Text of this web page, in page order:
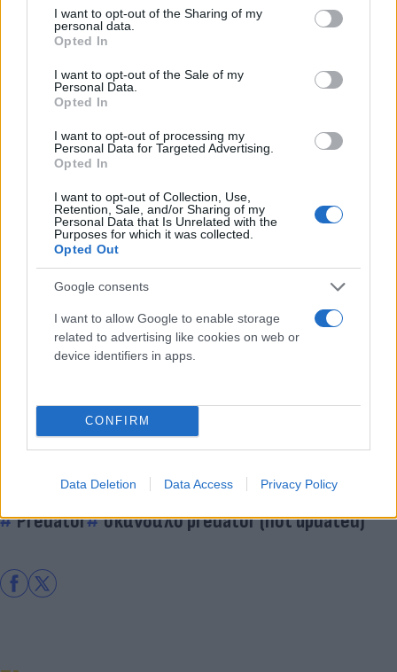
not limited to your visit or usage behaviour. You may click to
grant or deny consent to Google and its third-party tags to
use your data for below specified purposes in below Google
consent section.
I want to opt-out of the Sharing of my
personal data.
Opted In
I want to opt-out of the Sale of my
Personal Data.
Opted In
I want to opt-out of processing my
Personal Data for Targeted Advertising.
Opted In
I want to opt-out of Collection, Use,
Retention, Sale, and/or Sharing of my
Personal Data that Is Unrelated with the
Purposes for which it was collected.
Opted Out
Google consents
I want to allow Google to enable storage
related to advertising like cookies on web or
device identifiers in apps.
CONFIRM
Data Deletion Data Access Privacy Policy
επιτροπή η κυβέρνηση Θα ακολουθήσει την τακτική που ακολούθησε στην
αντίστοιχη επιτροπή που συστάθηκε για τη διερεύνηση της «λίστας Πέτσα». Θα
θα αρνείται πεισματικά να καλέσει τους μάρτυρες που θα ζητάει η αντιπολίτευση
και έτσι η συζήτηση θα περιοριστεί στην ατζέντα που θα θέσει η κυβέρνηση
αναμφισβήτητα των εξελίξεων είναι πλέον η ΔΕΘ και μένει να δούμε αν το πακέτο
παροχών που θα εξαγγείλει ο πρωθυπουργός είναι ικανό να θεραπεύσει τις
τρόπο ή θα προστεθούν νέες αποκαλύψεις
Κάνε κλικ και δες περισσότερο
Flash.grστην αναζήτηση της
Διάβασε περισσότερα
Πολιτική Βουλή
Σκάνδαλο Υποκλοπών
Predator
σκάνδαλο predator (not updated)